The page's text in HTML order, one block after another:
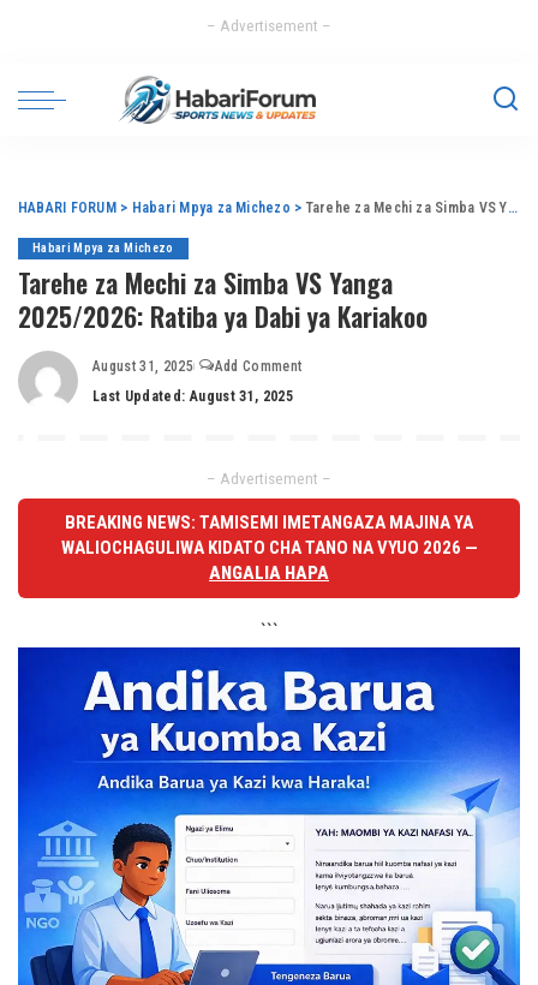
– Advertisement –
HABARI FORUM > Habari Mpya za Michezo > Tarehe za Mechi za Simba VS Yanga 2025/2026: Ratiba ya Dabi ya Kariakoo
Habari Mpya za Michezo
Tarehe za Mechi za Simba VS Yanga
2025/2026: Ratiba ya Dabi ya Kariakoo
August 31, 2025
Add Comment
Last Updated: August 31, 2025
– Advertisement –
BREAKING NEWS: TAMISEMI IMETANGAZA MAJINA YA
WALIOCHAGULIWA KIDATO CHA TANO NA VYUO 2026 —
ANGALIA HAPA
```